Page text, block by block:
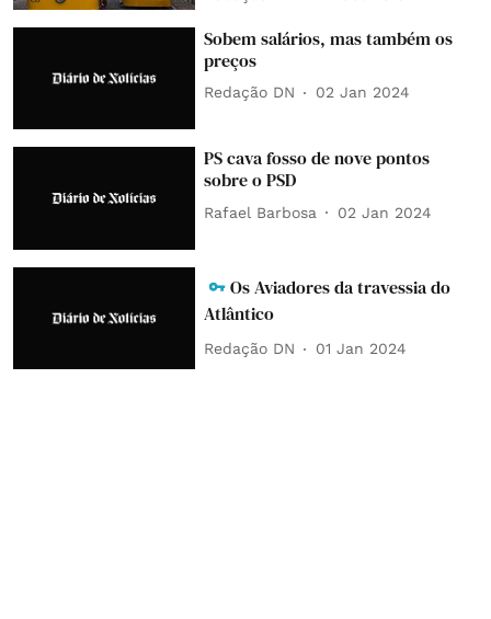
Sobem salários, mas também os
preços
Redação DN 02 Jan 2024
PS cava fosso de nove pontos
sobre o PSD
Rafael Barbosa 02 Jan 2024
Os Aviadores da travessia do
Atlântico
Redação DN 01 Jan 2024